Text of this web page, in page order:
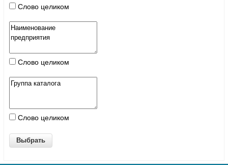
Слово целиком
Слово целиком
Слово целиком